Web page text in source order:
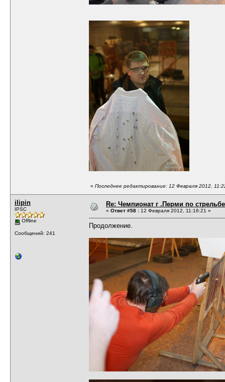
« Последнее редактирование: 12 Февраля 2012,
ilipin
IPSC
Offline
Сообщений: 241
Re: Чемпионат г .Перми по
« Ответ #58 : 12 Февраля 2012, 11:16:21 »
Продолжение.